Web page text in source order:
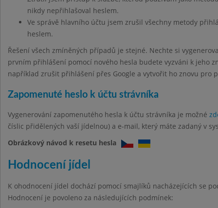
nikdy nepřihlašoval heslem.
Ve správě hlavního účtu jsem zrušil všechny metody
heslem.
Řešení všech zmíněných případů je stejné. Nechte si
prvním přihlášení pomocí nového hesla budete vyzváni k jeho
například zrušit přihlášení přes Google a vytvořit ho znovu pro
Zapomenuté heslo k účtu strávníka
Vygenerování zapomenutého hesla k účtu strávníka je možné
číslic přidělených vaší jídelnou) a e-mail, který máte zadaný v
Obrázkový návod k resetu hesla
Hodnocení jídel
K ohodnocení jídel dochází pomocí smajlíků nacházejících se
Hodnocení je povoleno za následujících podmínek: